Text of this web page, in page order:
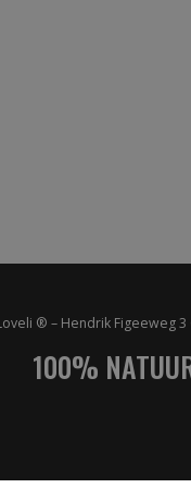
® – Hendrik Figeeweg 3
100%